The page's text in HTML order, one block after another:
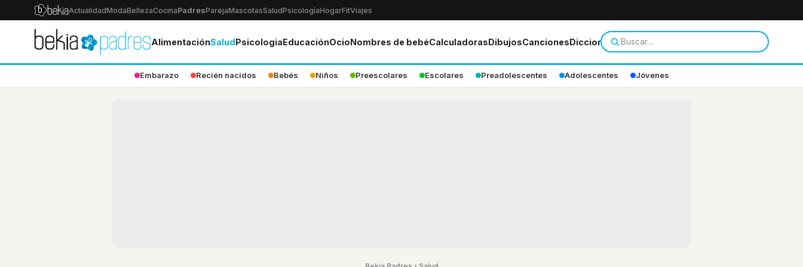
ActualidadModaBellezaCocinaPadresParejaMascotasSaludPsicologíaHogarFitViajes
AlimentaciónSaludPsicologiaEducaciónOcioNombres de bebéCalculadorasDibujosCancionesDiccionario
Embarazo Recién nacidos Bebés Niños Preescolares Escolares Preadolescentes Adolescentes Jóvenes